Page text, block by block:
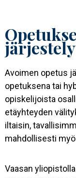
Avoimen opetus
opetuksena tai
opiskelijoista
etäyhteyden
iltaisin,
mahdollisesti
Vaasan